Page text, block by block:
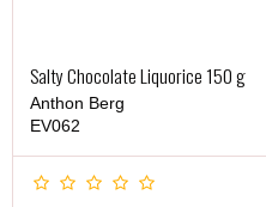
Salty Chocolate Liquorice 150 g
Anthon Berg
EV062